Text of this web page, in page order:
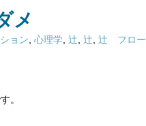
メ
ョン 心理学 辻 辻 辻 フロー
。